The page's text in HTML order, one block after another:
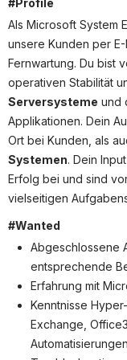
Als Microsoft System
unsere Kunden per
Fernwartung. Du bist
operativen Stabilität
Serversysteme und
Applikationen. Dein
Ort bei Kunden, als
Systemen. Dein
Erfolg bei und sind
vielseitigen
#Wanted
Abgeschlossene
entsprechende
Erfahrung mit
Kenntnisse
Exchange,
Systemstatus
Jobs
Jobkategorien
Berufsfelder
Für Unternehmen
Kandidaten finden
Inserat buchen
informatikjobs.at
Cookie-Einstellungen